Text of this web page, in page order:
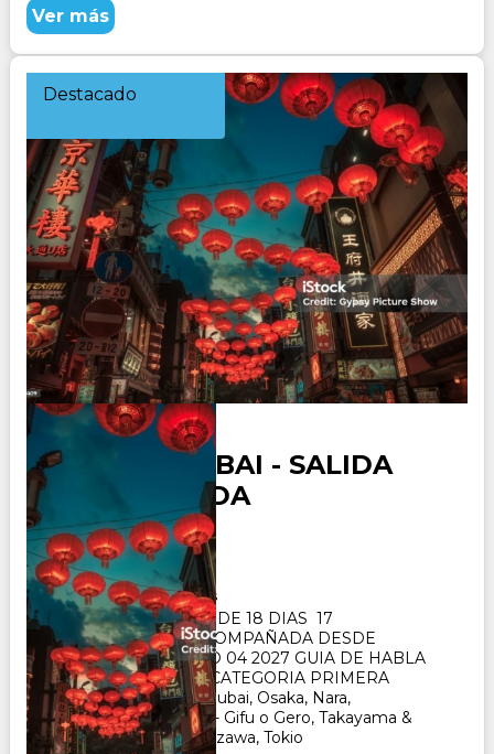
Ver más
Destacado
JAPON y DUBAI - SALIDA
ACOMPAÑADA
Duración:
18Días17Noches
PAQUETE TURISTICO DE 18 DIAS 17
NOCHES. SALIDA ACOMPAÑADA DESDE
BUENOS AIRES MAYO 04 2027 GUIA DE HABLA
HISPANA- HOTELES CATEGORIA PRIMERA
SUPERIOR VISITA : Dubai, Osaka, Nara,
Kioto, Hiroshima, Seki - Gifu o Gero, Takayama &
Shirakawago ï¿½ Kanazawa, Tokio